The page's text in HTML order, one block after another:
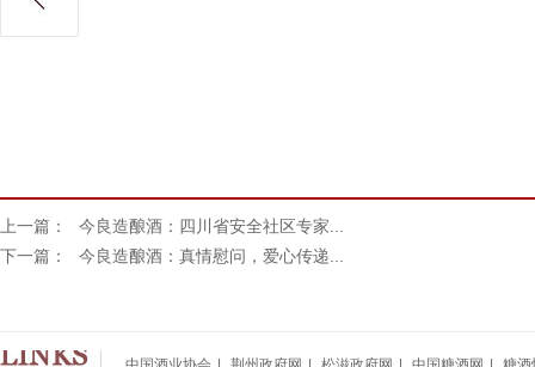
上一篇：
今良造酿酒：四川省安全社区专家...
下一篇：
今良造酿酒：真情慰问，爱心传递...